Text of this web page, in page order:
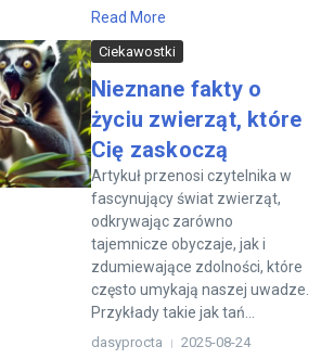
Read More
Ciekawostki
Nieznane fakty o
życiu zwierząt, które
Cię zaskoczą
Artykuł przenosi czytelnika w
fascynujący świat zwierząt,
odkrywając zarówno
tajemnicze obyczaje, jak i
zdumiewające zdolności, które
często umykają naszej uwadze.
Przykłady takie jak tań...
dasyprocta 2025-08-24